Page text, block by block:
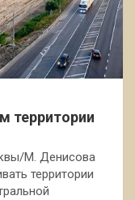
территории
М. Денисова
территории